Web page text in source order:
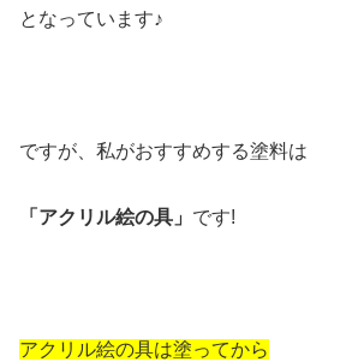
となっています♪
ですが、私がおすすめする塗料は
「アクリル絵の具」 です!
アクリル絵の具は塗ってから